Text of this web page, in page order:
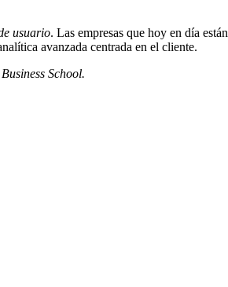
usuario. Las empresas que hoy en día
avanzada centrada en el cliente.
School.